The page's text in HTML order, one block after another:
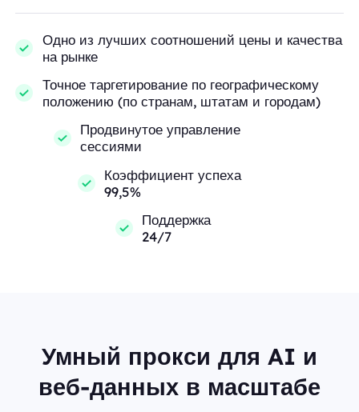
Одно из лучших соотношений цены и качества
на рынке
Точное таргетирование по географическому
положению (по странам, штатам и городам)
Продвинутое управление
сессиями
Коэффициент успеха
99,5%
Поддержка
24/7
Умный прокси для AI и
веб-данных в масштабе